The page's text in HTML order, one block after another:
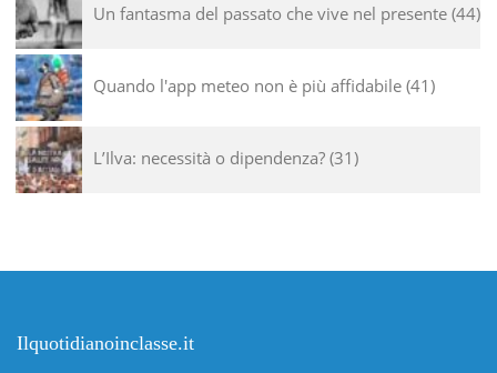
Un fantasma del passato che vive nel presente 44
Quando l'app meteo non è più affidabile 41
L’Ilva: necessità o dipendenza? 31
Ilquotidianoinclasse.it